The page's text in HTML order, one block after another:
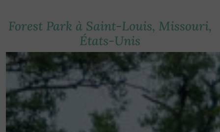
Forest Park à Saint-Louis, Missouri,
États-Unis